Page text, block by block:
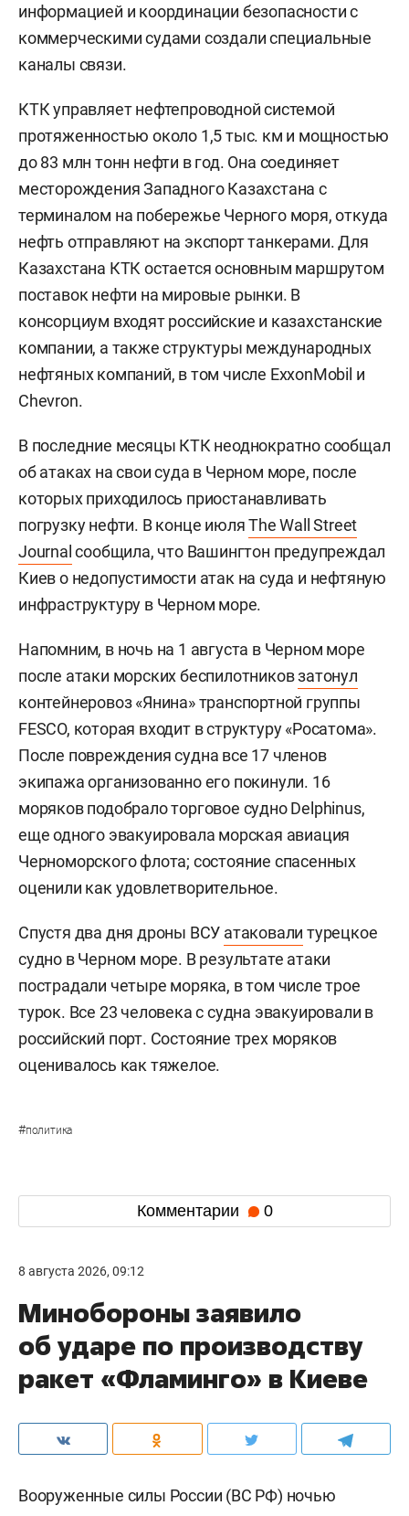
информацией и координации безопасности с
коммерческими судами создали специальные
каналы связи.
КТК управляет нефтепроводной системой
протяженностью около 1,5 тыс. км и мощностью
до 83 млн тонн нефти в год. Она соединяет
месторождения Западного Казахстана с
терминалом на побережье Черного моря, откуда
нефть отправляют на экспорт танкерами. Для
Казахстана КТК остается основным маршрутом
поставок нефти на мировые рынки. В
консорциум входят российские и казахстанские
компании, а также структуры международных
нефтяных компаний, в том числе ExxonMobil и
Chevron.
В последние месяцы КТК неоднократно сообщал
об атаках на свои суда в Черном море, после
которых приходилось приостанавливать
погрузку нефти. В конце июляThe Wall Street
Journalсообщила, что Вашингтон предупреждал
Киев о недопустимости атак на суда и нефтяную
инфраструктуру в Черном море.
Напомним, в ночь на 1 августа в Черном море
после атаки морских беспилотниковзатонул
контейнеровоз «Янина» транспортной группы
FESCO, которая входит в структуру «Росатома».
После повреждения судна все 17 членов
экипажа организованно его покинули. 16
моряков подобрало торговое судно Delphinus,
еще одного эвакуировала морская авиация
Черноморского флота; состояние спасенных
оценили как удовлетворительное.
Спустя два дня дроны ВСУ атаковали турецкое
судно в Черном море. В результате атаки
пострадали четыре моряка, в том числе трое
турок. Все 23 человека с судна эвакуировали в
российский порт. Состояние трех моряков
оценивалось как тяжелое.
#политика
Комментарии 0
8 августа 2026, 09:12
Минобороны заявило
об ударе по производству
ракет «Фламинго» в Киеве
Вооруженные силы России (ВС РФ) ночью